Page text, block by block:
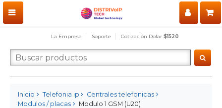
La Empresa Soporte Cotización Dolar $1520
Inicio Telefonia ip
Centrales telefonicas
Modulos / placas
Modulo 1 GSM (U20)